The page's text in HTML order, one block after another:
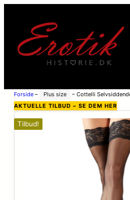
Forside – Plus size – Cottelli
Sort – Sort – 3XL
AKTUELLE TILBUD – SE DEM HER
Tilbud!